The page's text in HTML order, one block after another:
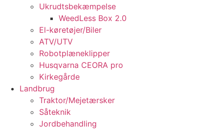
Ukrudtsbekæmpelse
WeedLess Box 2.0
El-køretøjer/Biler
ATV/UTV
Robotplæneklipper
Husqvarna CEORA pro
Kirkegårde
Landbrug
Traktor/Mejetærsker
Såteknik
Jordbehandling